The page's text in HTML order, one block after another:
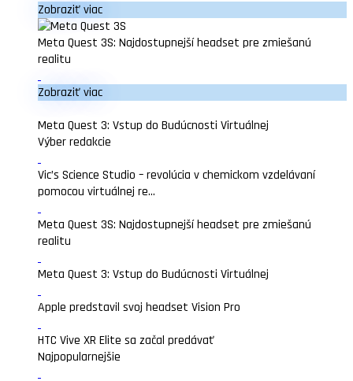
Zobraziť viac
Meta Quest 3S: Najdostupnejší headset pre zmiešanú
realitu
Zobraziť viac
Meta Quest 3: Vstup do Budúcnosti Virtuálnej
Výber redakcie
Vic’s Science Studio – revolúcia v chemickom vzdelávaní
pomocou virtuálnej re...
Meta Quest 3S: Najdostupnejší headset pre zmiešanú
realitu
Meta Quest 3: Vstup do Budúcnosti Virtuálnej
Apple predstavil svoj headset Vision Pro
HTC Vive XR Elite sa začal predávať
Najpopularnejšie